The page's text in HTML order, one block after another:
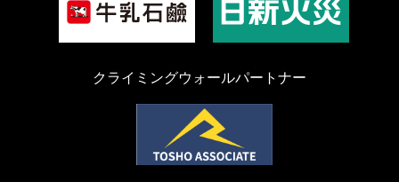
クライミングウォールパートナー